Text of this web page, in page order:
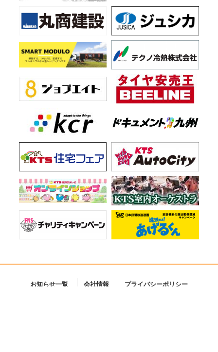
お知らせ一覧 会社情報
プライバシーポリシー